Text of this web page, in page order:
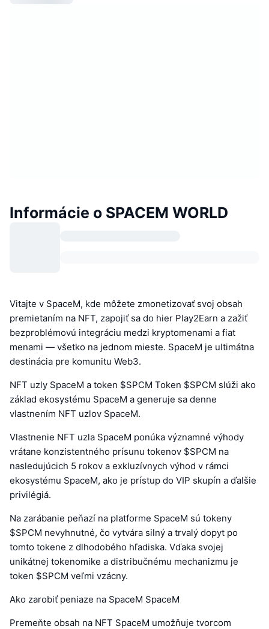
Informácie o SPACEM WORLD
Vitajte v SpaceM, kde môžete zmonetizovať svoj obsah
premietaním na NFT, zapojiť sa do hier Play2Earn a zažiť
bezproblémovú integráciu medzi kryptomenami a fiat
menami — všetko na jednom mieste. SpaceM je ultimátna
destinácia pre komunitu Web3.
NFT uzly SpaceM a token $SPCM Token $SPCM slúži ako
základ ekosystému SpaceM a generuje sa denne
vlastnením NFT uzlov SpaceM.
Vlastnenie NFT uzla SpaceM ponúka významné výhody
vrátane konzistentného prísunu tokenov $SPCM na
nasledujúcich 5 rokov a exkluzívnych výhod v rámci
ekosystému SpaceM, ako je prístup do VIP skupín a ďalšie
privilégiá.
Na zarábanie peňazí na platforme SpaceM sú tokeny
$SPCM nevyhnutné, čo vytvára silný a trvalý dopyt po
tomto tokene z dlhodobého hľadiska. Vďaka svojej
unikátnej tokenomike a distribučnému mechanizmu je
token $SPCM veľmi vzácny.
Ako zarobiť peniaze na SpaceM SpaceM
Premeňte obsah na NFT SpaceM umožňuje tvorcom